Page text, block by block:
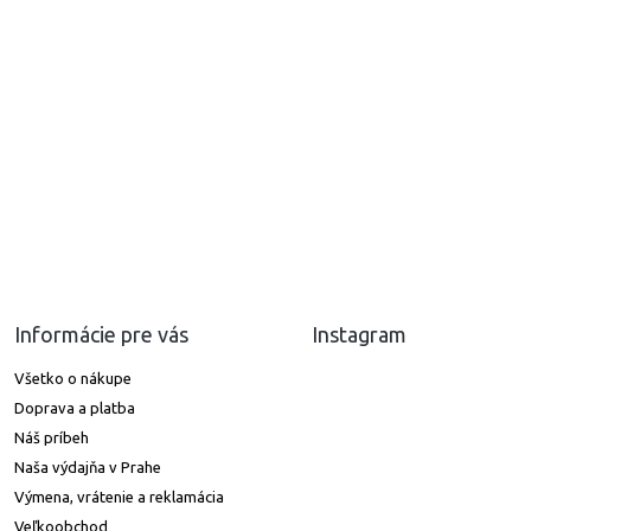
Informácie pre vás
Všetko o nákupe
Doprava a platba
Náš príbeh
Naša výdajňa v Prahe
Výmena, vrátenie a reklamácia
Veľkoobchod
Instagram